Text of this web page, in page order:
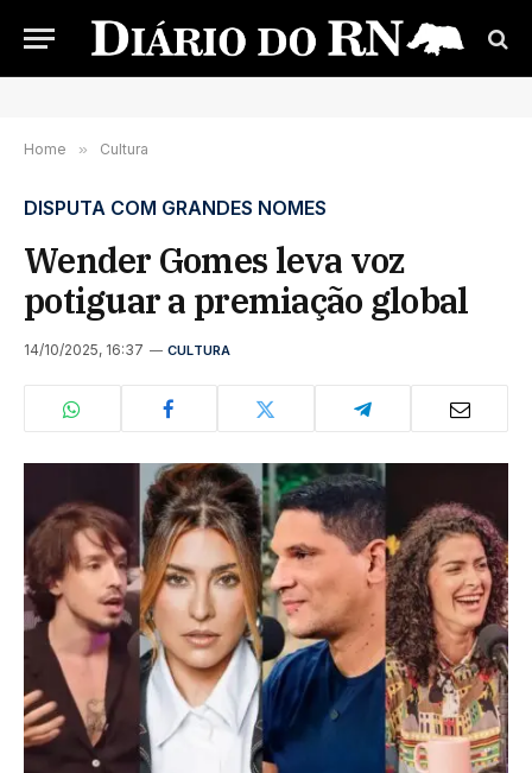
Home » Cultura
DISPUTA COM GRANDES NOMES
Wender Gomes leva voz
potiguar a premiação global
14/10/2025, 16:37 CULTURA